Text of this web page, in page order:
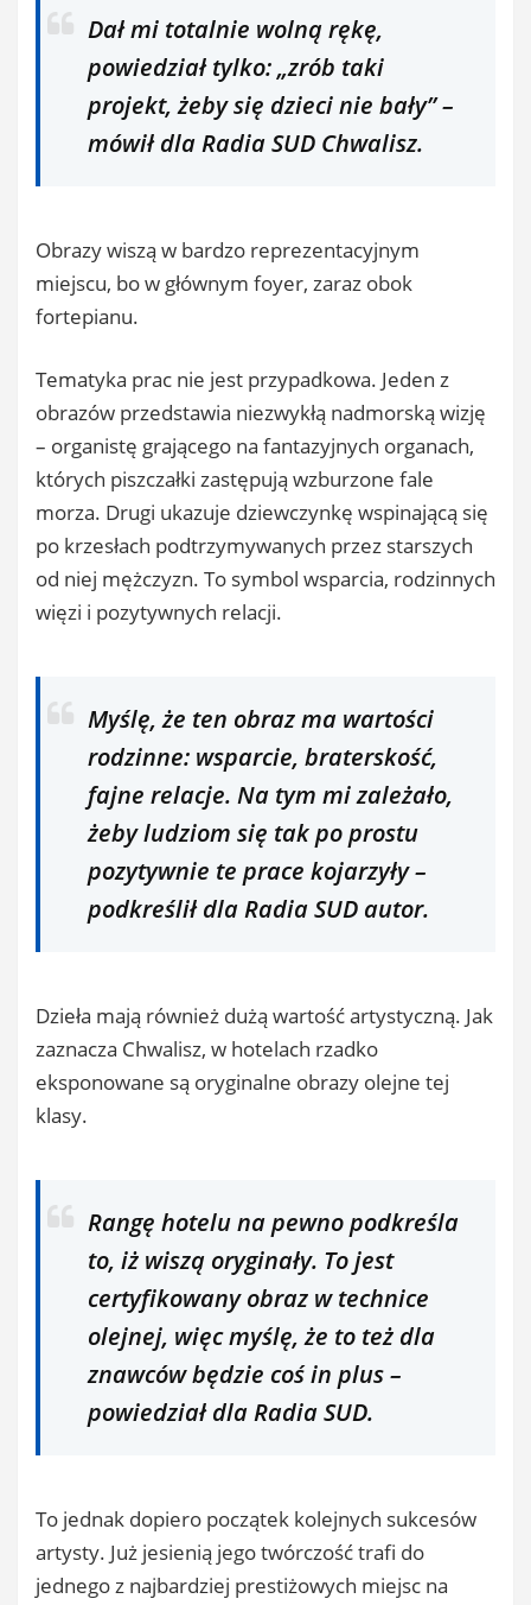
Dał mi totalnie wolną rękę,
powiedział tylko: „zrób taki
projekt, żeby się dzieci nie bały” –
mówił dla Radia SUD Chwalisz.
Obrazy wiszą w bardzo reprezentacyjnym
miejscu, bo w głównym foyer, zaraz obok
fortepianu.
Tematyka prac nie jest przypadkowa. Jeden z
obrazów przedstawia niezwykłą nadmorską wizję
– organistę grającego na fantazyjnych organach,
których piszczałki zastępują wzburzone fale
morza. Drugi ukazuje dziewczynkę wspinającą się
po krzesłach podtrzymywanych przez starszych
od niej mężczyzn. To symbol wsparcia, rodzinnych
więzi i pozytywnych relacji.
Myślę, że ten obraz ma wartości
rodzinne: wsparcie, braterskość,
fajne relacje. Na tym mi zależało,
żeby ludziom się tak po prostu
pozytywnie te prace kojarzyły –
podkreślił dla Radia SUD autor.
Dzieła mają również dużą wartość artystyczną. Jak
zaznacza Chwalisz, w hotelach rzadko
eksponowane są oryginalne obrazy olejne tej
klasy.
Rangę hotelu na pewno podkreśla
to, iż wiszą oryginały. To jest
certyfikowany obraz w technice
olejnej, więc myślę, że to też dla
znawców będzie coś in plus –
powiedział dla Radia SUD.
To jednak dopiero początek kolejnych sukcesów
artysty. Już jesienią jego twórczość trafi do
jednego z najbardziej prestiżowych miejsc na